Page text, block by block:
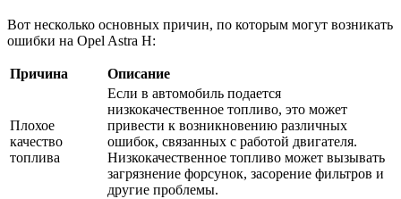
Вот несколько основных причин, по которым могут возникать
ошибки на Opel Astra H:
Причина Описание
Плохое
качество
топлива
Если в автомобиль подается
низкокачественное топливо, это может
привести к возникновению различных
ошибок, связанных с работой двигателя.
Низкокачественное топливо может вызывать
загрязнение форсунок, засорение фильтров и
другие проблемы.